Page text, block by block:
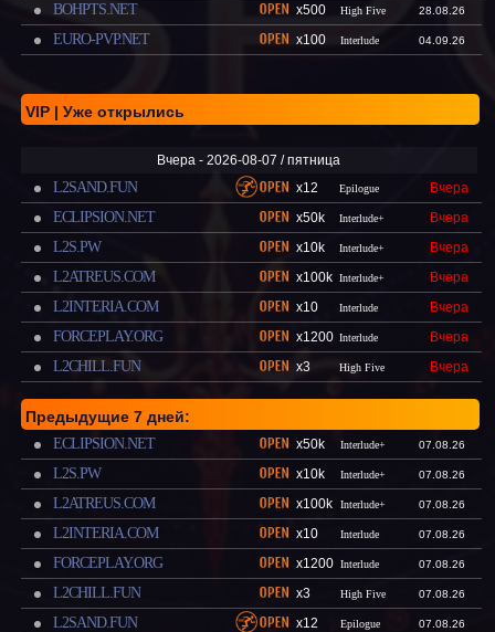
BOHPTS.NET x500 High Five 28.08.26
EURO-PVP.NET x100 Interlude 04.09.26
VIP | Уже открылись
Вчера - 2026-08-07 / пятница
L2SAND.FUN x12 Epilogue Вчера
ECLIPSION.NET x50k Interlude+ Вчера
L2S.PW x10k Interlude+ Вчера
L2ATREUS.COM x100k Interlude+ Вчера
L2INTERIA.COM x10 Interlude Вчера
FORCEPLAY.ORG x1200 Interlude Вчера
L2CHILL.FUN x3 High Five Вчера
Предыдущие 7 дней:
ECLIPSION.NET x50k Interlude+ 07.08.26
L2S.PW x10k Interlude+ 07.08.26
L2ATREUS.COM x100k Interlude+ 07.08.26
L2INTERIA.COM x10 Interlude 07.08.26
FORCEPLAY.ORG x1200 Interlude 07.08.26
L2CHILL.FUN x3 High Five 07.08.26
L2SAND.FUN x12 Epilogue 07.08.26